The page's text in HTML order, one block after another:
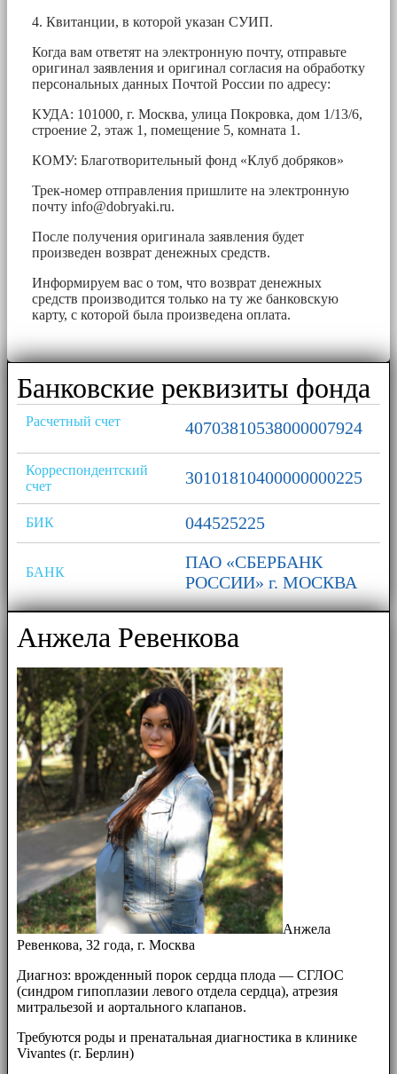
4. Квитанции, в которой указан СУИП.
Когда вам ответят на электронную почту, отправьте
оригинал заявления и оригинал согласия на обработку
персональных данных Почтой России по адресу:
КУДА: 101000, г. Москва, улица Покровка, дом 1/13/6,
строение 2, этаж 1, помещение 5, комната 1.
КОМУ: Благотворительный фонд «Клуб добряков»
Трек-номер отправления пришлите на электронную
почту info@dobryaki.ru.
После получения оригинала заявления будет
произведен возврат денежных средств.
Информируем вас о том, что возврат денежных
средств производится только на ту же банковскую
карту, с которой была произведена оплата.
Банковские реквизиты фонда
Расчетный счет 40703810538000007924
Корреспондентский
счет
30101810400000000225
БИК 044525225
БАНК
ПАО «СБЕРБАНК
РОССИИ» г. МОСКВА
Анжела Ревенкова
Анжела
Ревенкова, 32 года, г. Москва
Диагноз: врожденный порок сердца плода — СГЛОС
(синдром гипоплазии левого отдела сердца), атрезия
митральезой и аортального клапанов.
Требуются роды и пренатальная диагностика в клинике
Vivantes (г. Берлин)